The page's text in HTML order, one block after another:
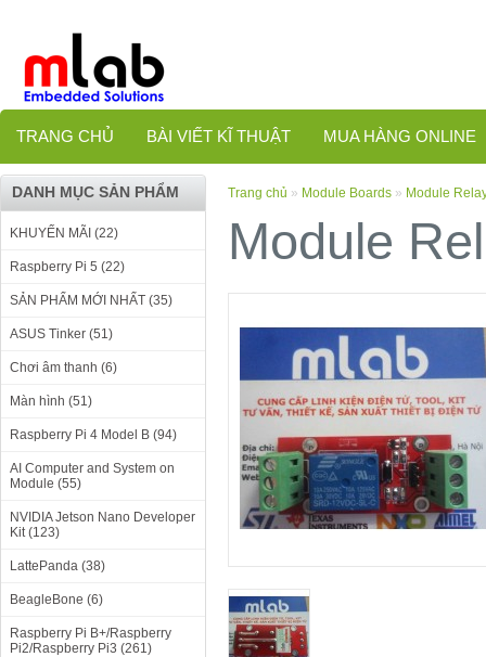
TRANG CHỦ BÀI VIẾT KĨ THUẬT MUA HÀNG ONLINE
DANH MỤC SẢN PHẨM
KHUYẾN MÃI (22)
Raspberry Pi 5 (22)
SẢN PHẨM MỚI NHẤT (35)
ASUS Tinker (51)
Chơi âm thanh (6)
Màn hình (51)
Raspberry Pi 4 Model B (94)
AI Computer and System on
Module (55)
NVIDIA Jetson Nano Developer
Kit (123)
LattePanda (38)
BeagleBone (6)
Raspberry Pi B+/Raspberry
Pi2/Raspberry Pi3 (261)
Trang chủ » Module Boards » Module
Module